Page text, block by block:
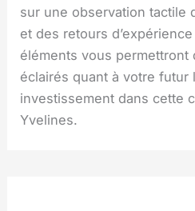
sur une observation tactile
et des retours
éléments vous permettront
éclairés quant à votre futur
investissement dans cette
Yvelines.